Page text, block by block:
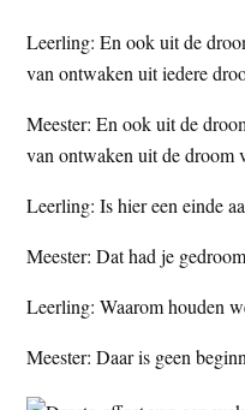
Leerling: En ook uit de
van ontwaken uit iedere
Meester: En ook uit de
van ontwaken uit de droom
Leerling: Is hier een einde
Meester: Dat had je
Leerling: Waarom houden
Meester: Daar is geen